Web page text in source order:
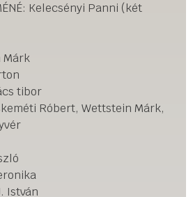
Kelecsényi Panni (két
Márk
tibor
Róbert, Wettstein Márk,
István